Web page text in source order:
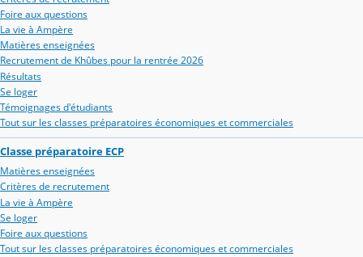
Foire aux questions
La vie à Ampère
Matières enseignées
Recrutement de Khûbes pour la rentrée 2026
Résultats
Se loger
Témoignages d'étudiants
Tout sur les classes préparatoires économiques et commerciales
Classe préparatoire ECP
Matières enseignées
Critères de recrutement
La vie à Ampère
Se loger
Foire aux questions
Tout sur les classes préparatoires économiques et commerciales